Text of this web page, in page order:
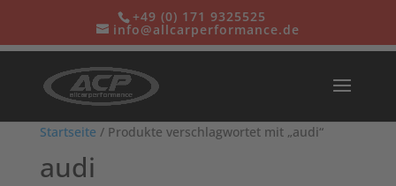
+49 (0) 171 9325525
info@allcarperformance.de
Startseite / Produkte verschlagwortet mit „audi“
audi